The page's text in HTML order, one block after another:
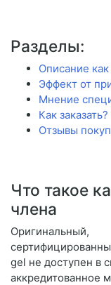
Разделы:
Описание
Эффект от
Мнение
Как заказать?
Отзывы
Что такое
члена
Оригинальный,
gel не доступен в
аккредитованное